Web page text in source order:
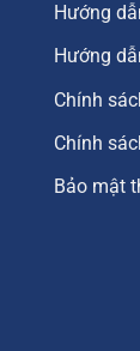
Hướng
Hướng
Chính
Chính
Bảo mật